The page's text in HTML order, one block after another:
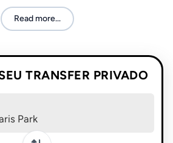
ao seu cronograma, bagagem
jornada tranquila pela cidade.
Read more...
TRANSFER PRIVADO
Park